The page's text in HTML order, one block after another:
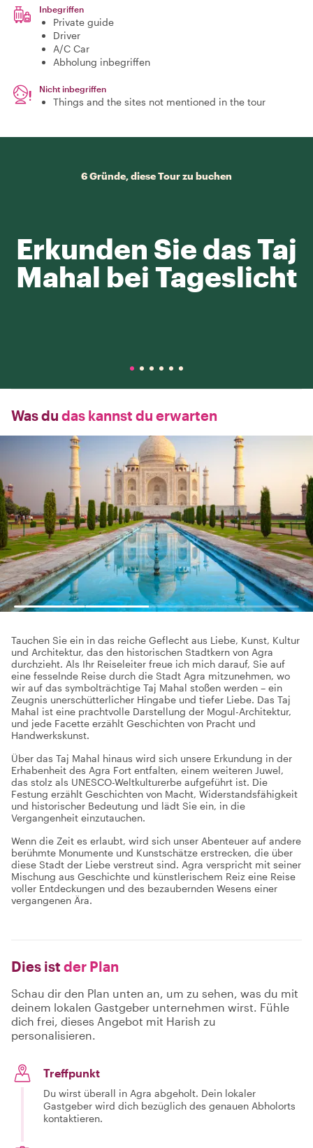
Inbegriffen
Private guide
Driver
A/C Car
Abholung inbegriffen
Nicht inbegriffen
Things and the sites not mentioned in the tour
6 Gründe, diese Tour zu buchen
Erkunden Sie das Taj
Mahal bei Tageslicht
Was du das kannst du erwarten
Tauchen Sie ein in das reiche Geflecht aus Liebe, Kunst, Kultur
und Architektur, das den historischen Stadtkern von Agra
durchzieht. Als Ihr Reiseleiter freue ich mich darauf, Sie auf
eine fesselnde Reise durch die Stadt Agra mitzunehmen, wo
wir auf das symbolträchtige Taj Mahal stoßen werden – ein
Zeugnis unerschütterlicher Hingabe und tiefer Liebe. Das Taj
Mahal ist eine prachtvolle Darstellung der Mogul-Architektur,
und jede Facette erzählt Geschichten von Pracht und
Handwerkskunst.
Über das Taj Mahal hinaus wird sich unsere Erkundung in der
Erhabenheit des Agra Fort entfalten, einem weiteren Juwel,
das stolz als UNESCO-Weltkulturerbe aufgeführt ist. Die
Festung erzählt Geschichten von Macht, Widerstandsfähigkeit
und historischer Bedeutung und lädt Sie ein, in die
Vergangenheit einzutauchen.
Wenn die Zeit es erlaubt, wird sich unser Abenteuer auf andere
berühmte Monumente und Kunstschätze erstrecken, die über
diese Stadt der Liebe verstreut sind. Agra verspricht mit seiner
Mischung aus Geschichte und künstlerischem Reiz eine Reise
voller Entdeckungen und des bezaubernden Wesens einer
vergangenen Ära.
Dies ist der Plan
Schau dir den Plan unten an, um zu sehen, was du mit
deinem lokalen Gastgeber unternehmen wirst. Fühle
dich frei, dieses Angebot mit Harish zu
personalisieren.
Treffpunkt
Du wirst überall in Agra abgeholt. Dein lokaler
Gastgeber wird dich bezüglich des genauen Abholorts
kontaktieren.